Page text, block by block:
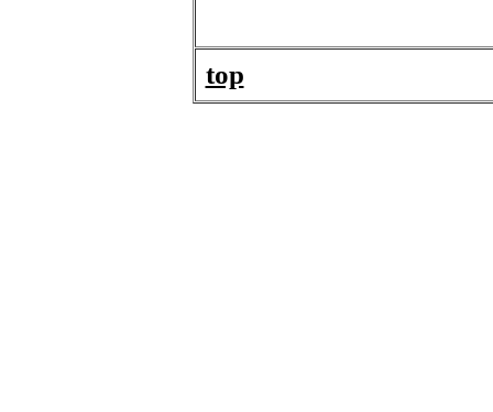
top